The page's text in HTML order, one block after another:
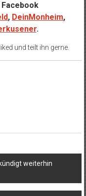
Facebook
, DeinMonheim,
.
und teilt ihn gerne.
weiterhin